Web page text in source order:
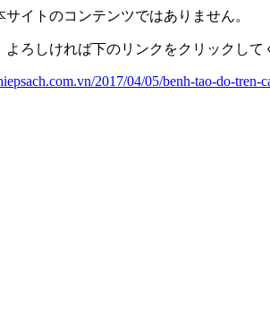
イトのコンテンツではありません。
よろしければ下のリンクをクリックして
2017/04/05/benh-tao-do-tren-